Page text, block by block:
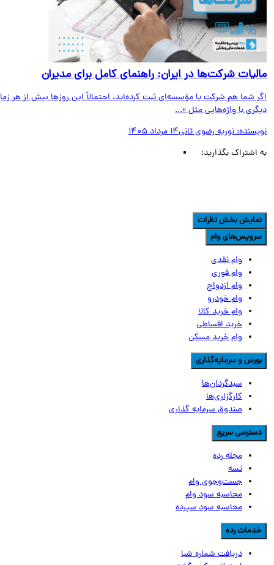
شرکت‌ها در ایران: راهنمای کامل برای مدیران
شما هم شرکت یا مؤسسه‌ای ثبت کرده‌اید، احتمالاً این روزها بیش از هر زمان
با واژه‌هایی مثل «...
نوریه رضوی ثانی14 مرداد 1405
اشتراک بگذارید:
بخش نظرات
وام
وام نقدی
وام فوری
وام ازدواج
وام خودرو
وام خرید کالا
خرید اقساطی
وام خرید مسکن
و سرمایه‌گذاری
سبدگردان‌ها
کارگزاری‌ها
صندوق سرمایه گذاری
سریع
مجله رده
تسه
جست‌وجوی وام
محاسبه سود وام
محاسبه سود سپرده
رده
دریافت شماره شبا